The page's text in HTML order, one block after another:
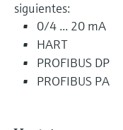
siguientes:
0/4 ... 20 mA
HART
PROFIBUS DP
PROFIBUS PA